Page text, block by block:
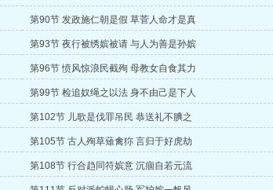
第90节 发政施仁朝是假 草菅人命才是真
第93节 夜行被绣嫔被请 与人为善是孙嫔
第96节 愤风惊浪民截殉 母教女自食其力
第99节 检追奴绳之以法 身不由己是下人
第102节 儿歌是伐罪吊民 恭送礼不腆之
第105节 古人殉草薙禽狝 言归于好虎劫
第108节 行合趋同符嫔意 沉痼自若元流